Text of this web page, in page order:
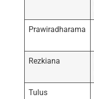
Prawiradharama
Rezkiana
Tulus